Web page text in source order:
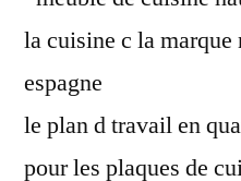
la cuisine c la
espagne
le plan d travail en
pour les plaques de